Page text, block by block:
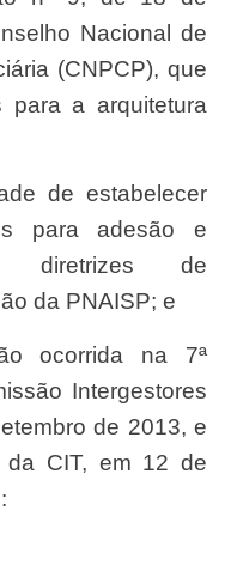
Nacional de
(CNPCP), que
para a arquitetura
para adesão e
diretrizes de
da PNAISP; e
Intergestores
de 2013, e
da CIT, em 12 de